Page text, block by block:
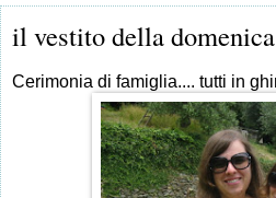
il vestito della
Cerimonia di famiglia.... tutti in